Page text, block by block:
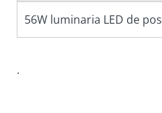
56W luminaria LED de
.